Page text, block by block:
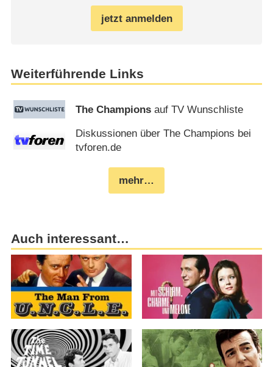
jetzt anmelden
Weiterführende Links
The Champions auf TV Wunschliste
Diskussionen über The Champions bei
tvforen.de
mehr…
Auch interessant…